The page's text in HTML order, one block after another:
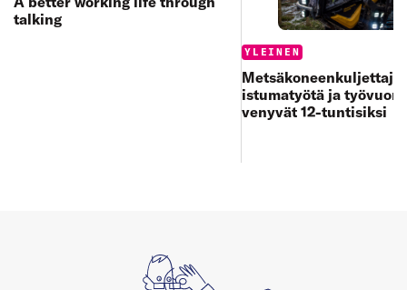
talking
Categories:
YLEINEN
istumatyötä ja
venyvät 12-tuntisiksi